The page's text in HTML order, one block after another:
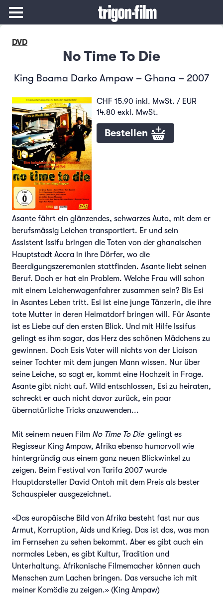
DVD
No Time To Die
King Boama Darko Ampaw – Ghana – 2007
CHF 15.90 inkl. MwSt. / EUR
14.80 exkl. MwSt.
Bestellen
Asante fährt ein glänzendes, schwarzes Auto, mit dem er
berufsmässig Leichen transportiert. Er und sein
Assistent Issifu bringen die Toten von der ghanaischen
Hauptstadt Accra in ihre Dörfer, wo die
Beerdigungszeremonien stattfinden. Asante liebt seinen
Beruf. Doch er hat ein Problem. Welche Frau will schon
mit einem Leichenwagenfahrer zusammen sein? Bis Esi
in Asantes Leben tritt. Esi ist eine junge Tänzerin, die ihre
tote Mutter in deren Heimatdorf bringen will. Für Asante
ist es Liebe auf den ersten Blick. Und mit Hilfe Issifus
gelingt es ihm sogar, das Herz des schönen Mädchens zu
gewinnen. Doch Esis Vater will nichts von der Liaison
seiner Tochter mit dem jungen Mann wissen. Nur über
seine Leiche, so sagt er, kommt eine Hochzeit in Frage.
Asante gibt nicht auf. Wild entschlossen, Esi zu heiraten,
schreckt er auch nicht davor zurück, ein paar
übernatürliche Tricks anzuwenden...
Mit seinem neuen Film No Time To Diegelingt es
Regisseur King Ampaw, Afrika ebenso humorvoll wie
hintergründig aus einem ganz neuen Blickwinkel zu
zeigen. Beim Festival von Tarifa 2007 wurde
Hauptdarsteller David Ontoh mit dem Preis als bester
Schauspieler ausgezeichnet.
«Das europäische Bild von Afrika besteht fast nur aus
Armut, Korruption, Aids und Krieg. Das ist das, was man
im Fernsehen zu sehen bekommt. Aber es gibt auch ein
normales Leben, es gibt Kultur, Tradition und
Unterhaltung. Afrikanische Filmemacher können auch
Menschen zum Lachen bringen. Das versuche ich mit
meiner Komödie zu zeigen.» (King Ampaw)